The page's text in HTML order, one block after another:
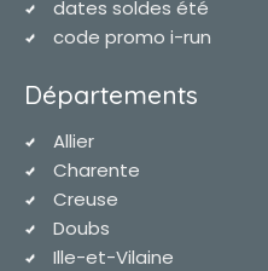
dates soldes été
code promo i-run
Départements
Allier
Charente
Creuse
Doubs
Ille-et-Vilaine